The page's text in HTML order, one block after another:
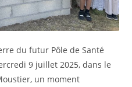
du futur Pôle de Santé
9 juillet 2025, dans le
un moment